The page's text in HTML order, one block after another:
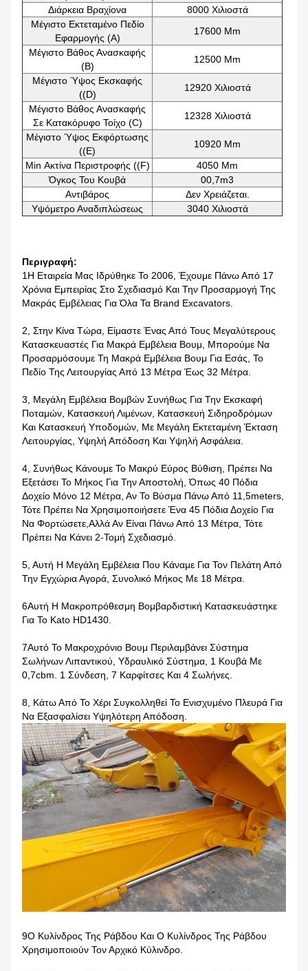
Διάρκεια Βραχίονα
8000 Χιλιοστά
Μέγιστο Εκτεταμένο Πεδίο
Εφαρμογής (Α)
17600 Mm
Μέγιστο Βάθος Ανασκαφής
(B)
12500 Mm
Μέγιστο Ύψος Εκσκαφής
((D)
12920 Χιλιοστά
Μέγιστο Βάθος Ανασκαφής
Σε Κατακόρυφο Τοίχο (C)
12328 Χιλιοστά
Μέγιστο Ύψος Εκφόρτωσης
((E)
10920 Mm
Min Ακτίνα Περιστροφής ((F)
4050 Mm
Όγκος Του Κουβά
00,7m3
Αντιβάρος
Δεν Χρειάζεται.
Υψόμετρο Αναδιπλώσεως
3040 Χιλιοστά
Περιγραφή:
1Η Εταιρεία Μας Ιδρύθηκε Το 2006, Έχουμε Πάνω Από 17
Χρόνια Εμπειρίας Στο Σχεδιασμό Και Την Προσαρμογή Της
Μακράς Εμβέλειας Για Όλα Τα Brand Excavators.
2, Στην Κίνα Τώρα, Είμαστε Ένας Από Τους Μεγαλύτερους
Κατασκευαστές Για Μακρά Εμβέλεια Βουμ, Μπορούμε Να
Προσαρμόσουμε Τη Μακρά Εμβέλεια Βουμ Για Εσάς, Το
Πεδίο Της Λειτουργίας Από 13 Μέτρα Έως 32 Μέτρα.
3, Μεγάλη Εμβέλεια Βομβών Συνήθως Για Την Εκσκαφή
Ποταμών, Κατασκευή Λιμένων, Κατασκευή Σιδηροδρόμων
Και Κατασκευή Υποδομών, Με Μεγάλη Εκτεταμένη Έκταση
Λειτουργίας, Υψηλή Απόδοση Και Υψηλή Ασφάλεια.
4, Συνήθως Κάνουμε Το Μακρύ Εύρος Βύθιση, Πρέπει Να
Εξετάσει Το Μήκος Για Την Αποστολή, Όπως 40 Πόδια
Δοχείο Μόνο 12 Μέτρα, Αν Το Βύσμα Πάνω Από 11,5meters,
Τότε Πρέπει Να Χρησιμοποιήσετε Ένα 45 Πόδια Δοχείο Για
Να Φορτώσετε,Αλλά Αν Είναι Πάνω Από 13 Μέτρα, Τότε
Πρέπει Να Κάνει 2-Τομή Σχεδιασμό.
5, Αυτή Η Μεγάλη Εμβέλεια Που Κάναμε Για Τον Πελάτη Από
Την Εγχώρια Αγορά, Συνολικό Μήκος Με 18 Μέτρα.
6Αυτή Η Μακροπρόθεσμη Βομβαρδιστική Κατασκευάστηκε
Για Το Kato HD1430.
7Αυτό Το Μακροχρόνιο Βουμ Περιλαμβάνει Σύστημα
Σωλήνων Λιπαντικού, Υδραυλικό Σύστημα, 1 Κουβά Με
0,7cbm. 1 Σύνδεση, 7 Καρφίτσες Και 4 Σωλήνες.
8, Κάτω Από Το Χέρι Συγκολληθεί Το Ενισχυμένο Πλευρά Για
Να Εξασφαλίσει Υψηλότερη Απόδοση.
9Ο Κυλίνδρος Της Ράβδου Και Ο Κυλίνδρος Της Ράβδου
Χρησιμοποιούν Τον Αρχικό Κύλινδρο.